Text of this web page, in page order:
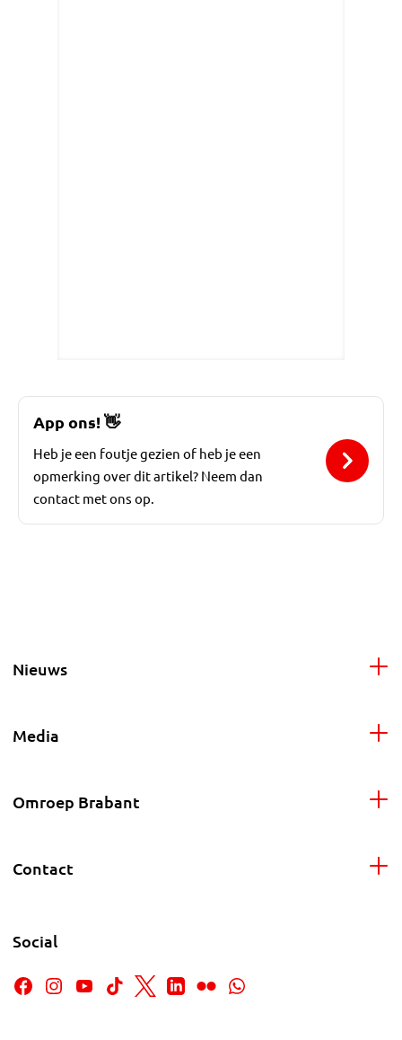
App ons!👋
Heb je een foutje gezien of heb je een
opmerking over dit artikel? Neem dan
contact met ons op.
Nieuws
Media
Omroep Brabant
Contact
Social